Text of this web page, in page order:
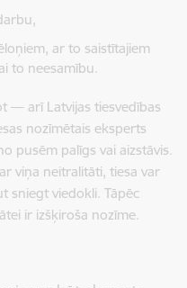
ar to saistītajiem
to neesamību.
— arī Latvijas tiesvedības
nozīmētais eksperts
pusēm palīgs vai aizstāvis.
viņa neitralitāti, tiesa var
sniegt viedokli. Tāpēc
ir izšķiroša nozīme.